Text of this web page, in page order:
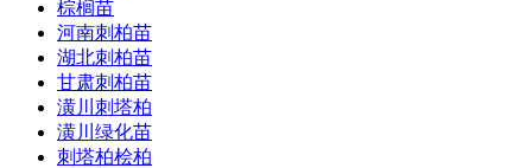
棕榈苗
河南刺柏苗
湖北刺柏苗
甘肃刺柏苗
潢川刺塔柏
潢川绿化苗
刺塔柏桧柏